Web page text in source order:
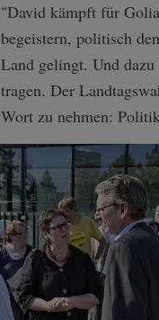
"David kämpft für
begeistern, politisch
Land gelingt. Und
tragen. Der
Wort zu nehmen: